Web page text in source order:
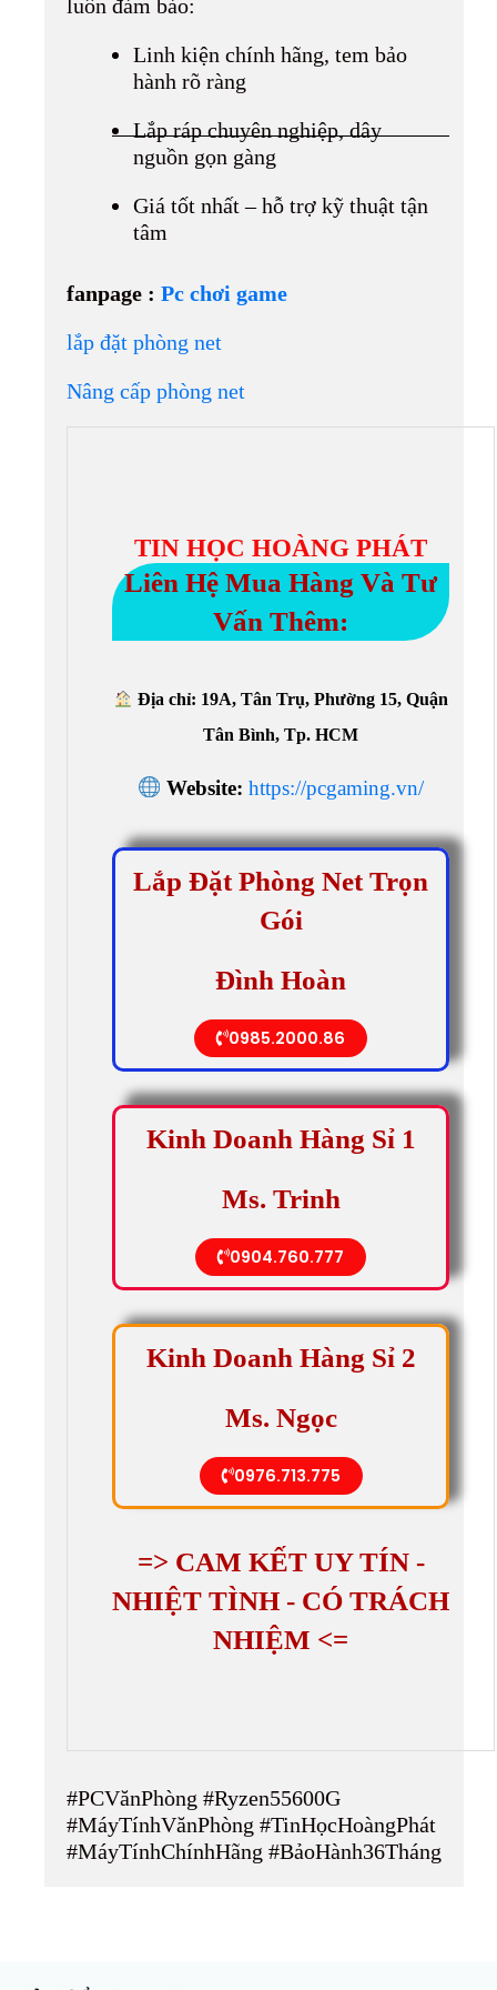
luôn đảm bảo:
Linh kiện chính hãng, tem bảo
hành rõ ràng
Lắp ráp chuyên nghiệp, dây
nguồn gọn gàng
Giá tốt nhất – hỗ trợ kỹ thuật tận
tâm
fanpage : Pc chơi game
lắp đặt phòng net
Nâng cấp phòng net
TIN HỌC HOÀNG PHÁT
Liên Hệ Mua Hàng Và Tư
Vấn Thêm:
Địa chỉ: 19A, Tân Trụ, Phường 15, Quận
Tân Bình, Tp. HCM
Website: https://pcgaming.vn/
Lắp Đặt Phòng Net Trọn
Gói
Đình Hoàn
0985.2000.86
Kinh Doanh Hàng Sỉ 1
Ms. Trinh
0904.760.777
Kinh Doanh Hàng Sỉ 2
Ms. Ngọc
0976.713.775
=> CAM KẾT UY TÍN -
NHIỆT TÌNH - CÓ TRÁCH
NHIỆM <=
#PCVănPhòng #Ryzen55600G
#MáyTínhVănPhòng #TinHọcHoàngPhát
#MáyTínhChínhHãng #BảoHành36Tháng